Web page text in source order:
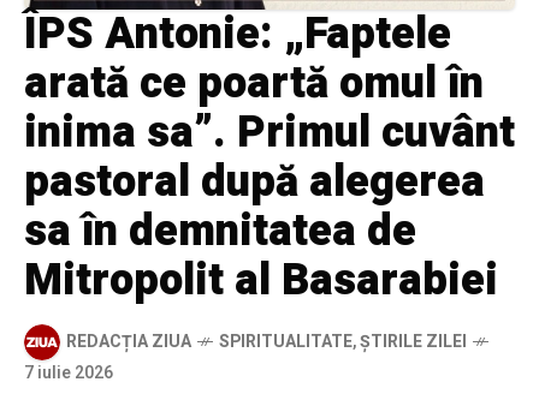
ÎPS Antonie: „Faptele
arată ce poartă omul în
inima sa”. Primul cuvânt
pastoral după alegerea
sa în demnitatea de
Mitropolit al Basarabiei
REDACȚIA ZIUA SPIRITUALITATE,ȘTIRILE ZILEI
7 iulie 2026